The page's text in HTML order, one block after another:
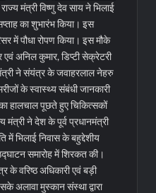
मंत्री विष्णु देव साय ने भिलाई
का शुभारंभ किया। इस
में पौधा रोपण किया। इस मौके
अनिल कुमार, डिप्टी सेक्रेटरी
ने संयंत्र के जवाहरलाल नेहरु
के स्वास्थ्य संबंधी जानकारी
हालचाल पूछते हुए चिकित्सकों
मंत्री ने देश के पूर्व प्रधानमंत्री
में भिलाई निवास के बहुद्देशीय
समारोह में शिरकत की।
के वरिष्ठ अधिकारी एवं बड़ी
अलावा मुस्कान संस्था द्वारा